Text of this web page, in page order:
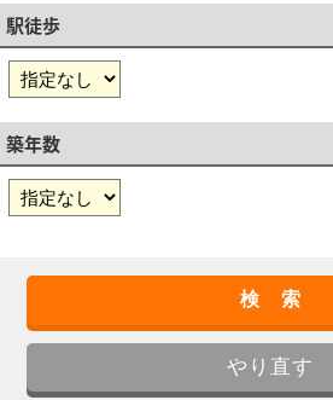
駅徒歩
築年数